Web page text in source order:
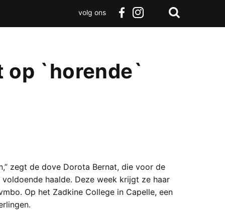
volg ons
op `horende`
zegt de dove Dorota Bernat, die voor de
haalde. Deze week krijgt ze haar
Op het Zadkine College in Capelle, een
Zoeken
Terug